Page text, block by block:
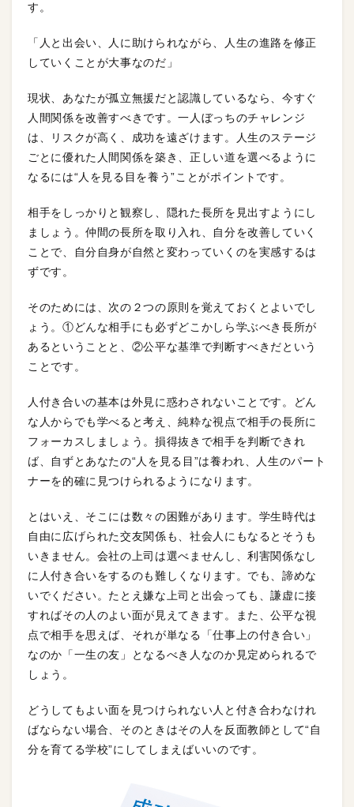
す。
「人と出会い、人に助けられながら、人生の進路を修正
していくことが大事なのだ」
現状、あなたが孤立無援だと認識しているなら、今すぐ
人間関係を改善すべきです。一人ぼっちのチャレンジ
は、リスクが高く、成功を遠ざけます。人生のステージ
ごとに優れた人間関係を築き、正しい道を選べるように
なるには“人を見る目を養う”ことがポイントです。
相手をしっかりと観察し、隠れた長所を見出すようにし
ましょう。仲間の長所を取り入れ、自分を改善していく
ことで、自分自身が自然と変わっていくのを実感するは
ずです。
そのためには、次の２つの原則を覚えておくとよいでし
ょう。①どんな相手にも必ずどこかしら学ぶべき長所が
あるということと、②公平な基準で判断すべきだという
ことです。
人付き合いの基本は外見に惑わされないことです。どん
な人からでも学べると考え、純粋な視点で相手の長所に
フォーカスしましょう。損得抜きで相手を判断できれ
ば、自ずとあなたの“人を見る目”は養われ、人生のパート
ナーを的確に見つけられるようになります。
とはいえ、そこには数々の困難があります。学生時代は
自由に広げられた交友関係も、社会人にもなるとそうも
いきません。会社の上司は選べませんし、利害関係なし
に人付き合いをするのも難しくなります。でも、諦めな
いでください。たとえ嫌な上司と出会っても、謙虚に接
すればその人のよい面が見えてきます。また、公平な視
点で相手を思えば、それが単なる「仕事上の付き合い」
なのか「一生の友」となるべき人なのか見定められるで
しょう。
どうしてもよい面を見つけられない人と付き合わなけれ
ばならない場合、そのときはその人を反面教師として“自
分を育てる学校”にしてしまえばいいのです。